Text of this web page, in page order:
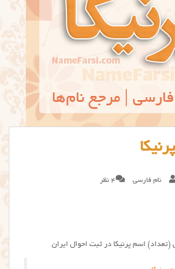
نام فارسی 4 نظر
(تعداد) اسم پرنیکا در ثبت احوال ایران